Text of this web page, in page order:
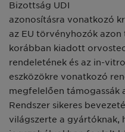
Bizottság UDI
azonosításra vonatkozó
az EU törvényhozók azon
korábban kiadott
rendeletének és az in-
eszközökre vonatkozó
megfelelően támogassák
Rendszer sikeres
világszerte a gyártóknak,